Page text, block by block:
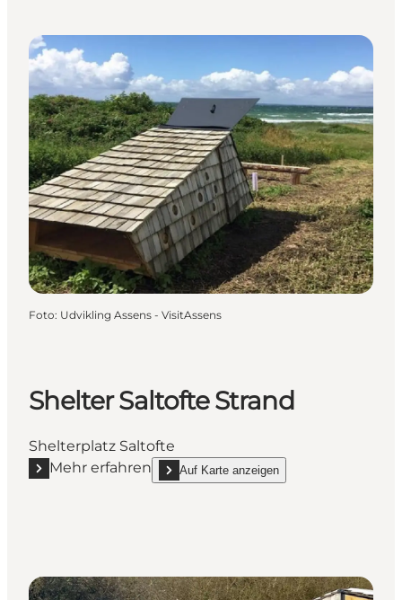
Foto: Udvikling Assens - VisitAssens
Shelter Saltofte Strand
Shelterplatz Saltofte
Mehr erfahren
Mehr erfahren "Shelter Saltofte Strand"
Auf Karte anzeigen
show Shelter Saltofte Strand on_map